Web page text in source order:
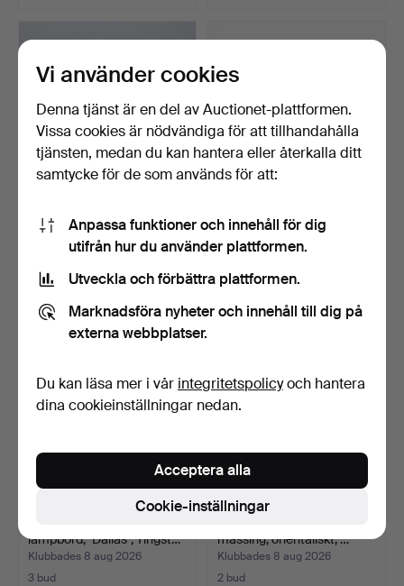
SKRIVBORD. Teak.
1950/60-tal.
Klubbades 8 aug 2026
6 bud
BORD, Sverige 1800-tal.
Klubbades 8 aug 2026
3 bud
lampbord, "Dallas", Tingst…
Klubbades 8 aug 2026
3 bud
mässing, orientaliskt, …
Klubbades 8 aug 2026
2 bud
Vi använder cookies
Denna tjänst är en del av Auctionet-plattformen.
Vissa cookies är nödvändiga för att tillhandahålla
tjänsten, medan du kan hantera eller återkalla ditt
samtycke för de som används för att:
Anpassa funktioner och innehåll för dig
utifrån hur du använder plattformen.
Utveckla och förbättra plattformen.
Marknadsföra nyheter och innehåll till dig på
externa webbplatser.
Du kan läsa mer i vår integritetspolicyoch hantera
dina cookieinställningar nedan.
Cookie-inställningar
Acceptera alla